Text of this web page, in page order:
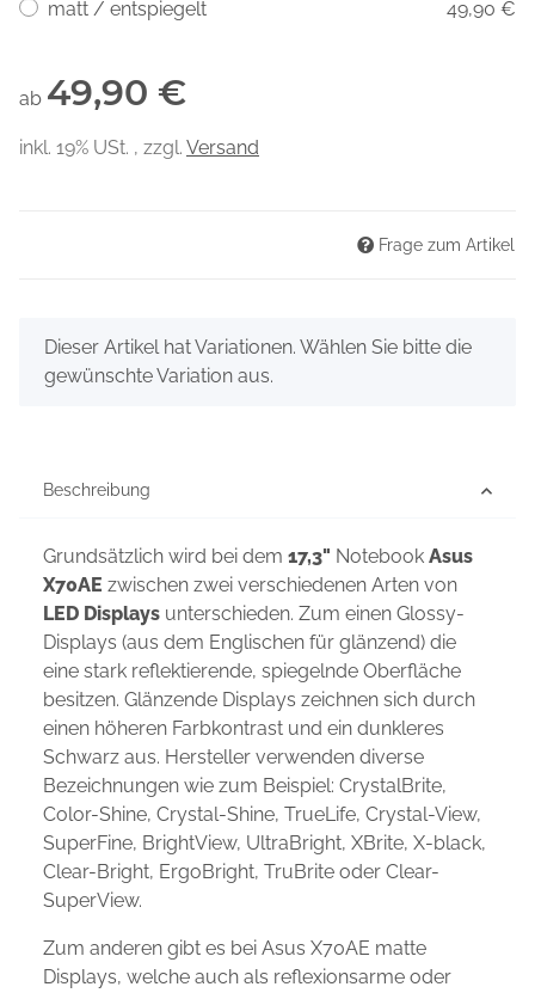
matt / entspiegelt
49,90 €
ab 49,90 €
inkl. 19% USt. , zzgl. Versand
Frage zum Artikel
x
Dieser Artikel hat Variationen. Wählen Sie bitte die
gewünschte Variation aus.
Beschreibung
Grundsätzlich wird bei dem 17,3" Notebook Asus
X70AE zwischen zwei verschiedenen Arten von
LED Displays unterschieden. Zum einen Glossy-
Displays (aus dem Englischen für glänzend) die
eine stark reflektierende, spiegelnde Oberfläche
besitzen. Glänzende Displays zeichnen sich durch
einen höheren Farbkontrast und ein dunkleres
Schwarz aus. Hersteller verwenden diverse
Bezeichnungen wie zum Beispiel: CrystalBrite,
Color-Shine, Crystal-Shine, TrueLife, Crystal-View,
SuperFine, BrightView, UltraBright, XBrite, X-black,
Clear-Bright, ErgoBright, TruBrite oder Clear-
SuperView.
Zum anderen gibt es bei Asus X70AE matte
Displays, welche auch als reflexionsarme oder